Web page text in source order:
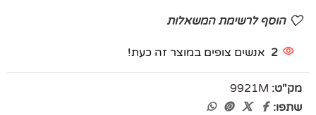
הוסף לרשימת המשאלות
2 אנשים צופים במוצר זה כעת!
מק"ט: 9921M
שתפו: